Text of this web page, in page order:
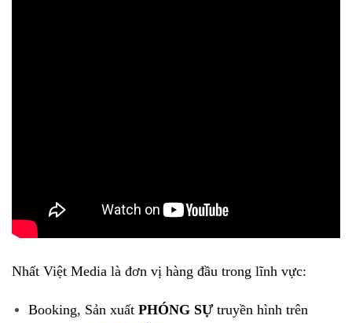
Nhất Việt Media là đơn vị hàng đầu trong lĩnh vực:
Booking, Sản xuất PHÓNG SỰtruyền hình trên